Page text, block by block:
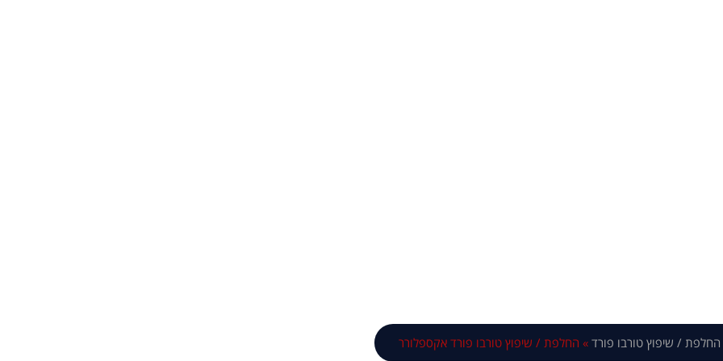
החלפת / שיפוץ טורבו פורד » החלפת / שיפוץ טורבו פורד אקספלורר